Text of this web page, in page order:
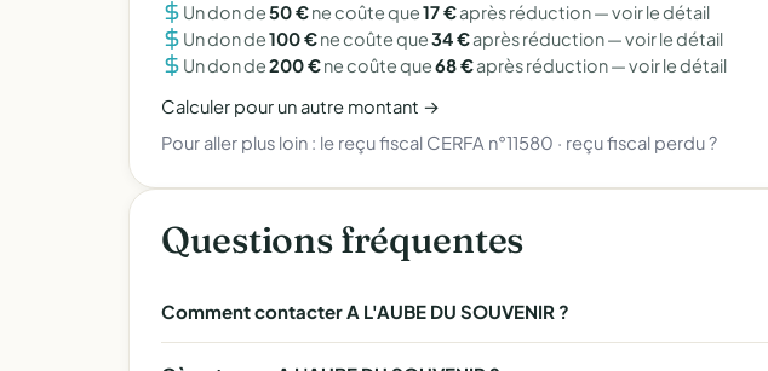
Un don de50 €ne coûte que17 €après réduction —voir le détail
Un don de100 €ne coûte que34 €après réduction —voir le détail
Un don de200 €ne coûte que68 €après réduction —voir le détail
Calculer pour un autre montant →
Pour aller plus loin : le reçu fiscal CERFA n°11580 · reçu fiscal perdu ?
Questions fréquentes
Comment contacter A L'AUBE DU SOUVENIR ?